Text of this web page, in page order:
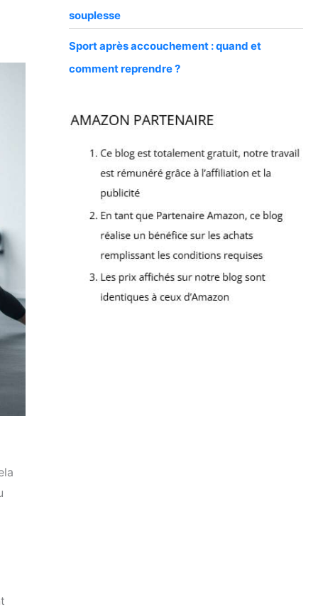
souplesse
Sport après accouchement : quand et
comment reprendre ?